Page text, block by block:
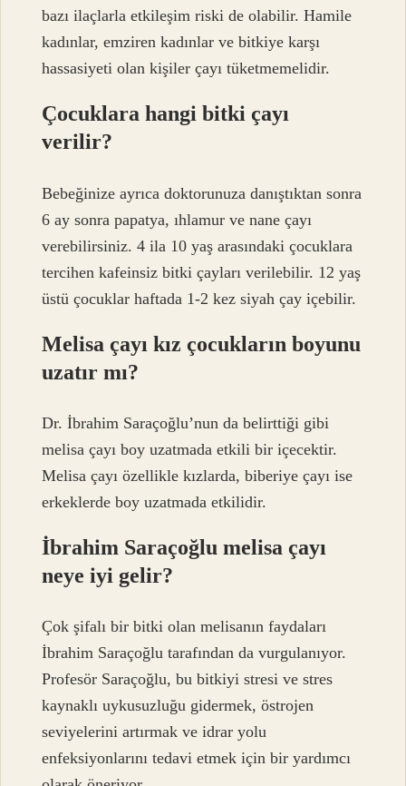
bazı ilaçlarla etkileşim riski de olabilir. Hamile
kadınlar, emziren kadınlar ve bitkiye karşı
hassasiyeti olan kişiler çayı tüketmemelidir.
Çocuklara hangi bitki çayı
verilir?
Bebeğinize ayrıca doktorunuza danıştıktan sonra
6 ay sonra papatya, ıhlamur ve nane çayı
verebilirsiniz. 4 ila 10 yaş arasındaki çocuklara
tercihen kafeinsiz bitki çayları verilebilir. 12 yaş
üstü çocuklar haftada 1-2 kez siyah çay içebilir.
Melisa çayı kız çocukların boyunu
uzatır mı?
Dr. İbrahim Saraçoğlu’nun da belirttiği gibi
melisa çayı boy uzatmada etkili bir içecektir.
Melisa çayı özellikle kızlarda, biberiye çayı ise
erkeklerde boy uzatmada etkilidir.
İbrahim Saraçoğlu melisa çayı
neye iyi gelir?
Çok şifalı bir bitki olan melisanın faydaları
İbrahim Saraçoğlu tarafından da vurgulanıyor.
Profesör Saraçoğlu, bu bitkiyi stresi ve stres
kaynaklı uykusuzluğu gidermek, östrojen
seviyelerini artırmak ve idrar yolu
enfeksiyonlarını tedavi etmek için bir yardımcı